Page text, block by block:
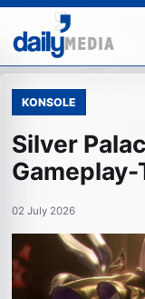
KONSOLE
Silver
02 July 2026